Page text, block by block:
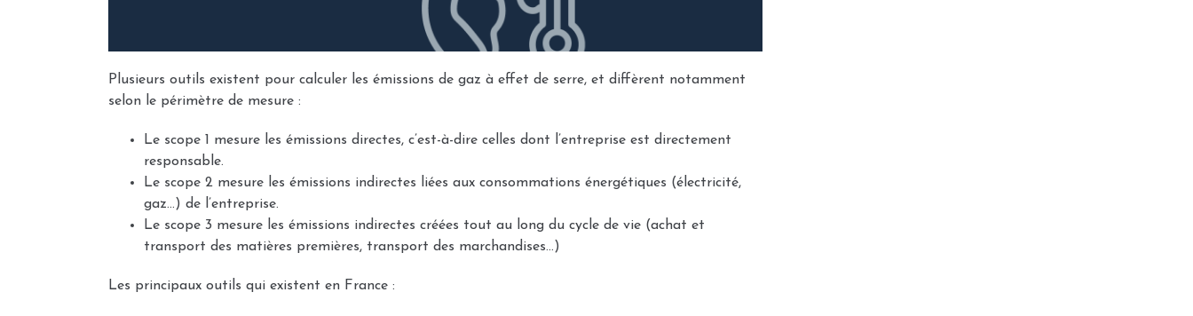
Plusieurs outils existent pour calculer les émissions de gaz à effet de serre, et diffèrent notamment
selon le périmètre de mesure :
Le scope 1 mesure les émissions directes, c’est-à-dire celles dont l’entreprise est directement
responsable.
Le scope 2 mesure les émissions indirectes liées aux consommations énergétiques (électricité,
gaz…) de l’entreprise.
Le scope 3 mesure les émissions indirectes créées tout au long du cycle de vie (achat et
transport des matières premières, transport des marchandises…)
Les principaux outils qui existent en France :